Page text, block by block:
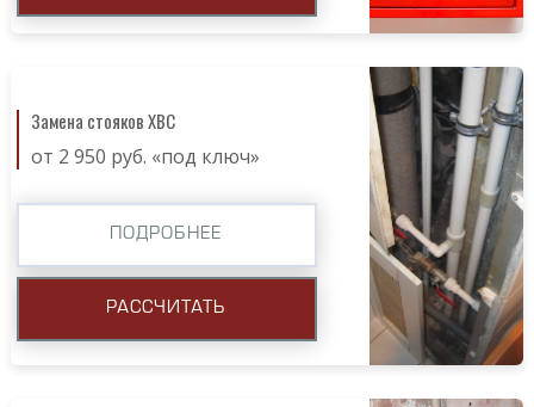
Замена стояков ХВС
от 2 950 руб. «под ключ»
ПОДРОБНЕЕ
РАССЧИТАТЬ